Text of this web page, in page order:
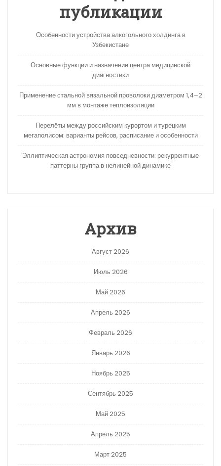
публикации
Особенности устройства алкогольного холдинга в
Узбекистане
Основные функции и назначение центра медицинской
диагностики
Применение стальной вязальной проволоки диаметром 1,4–2
мм в монтаже теплоизоляции
Перелёты между российским курортом и турецким
мегаполисом: варианты рейсов, расписание и особенности
Эллиптическая астрономия повседневности: рекуррентные
паттерны группа в нелинейной динамике
Архив
Август 2026
Июль 2026
Май 2026
Апрель 2026
Февраль 2026
Январь 2026
Ноябрь 2025
Сентябрь 2025
Май 2025
Апрель 2025
Март 2025